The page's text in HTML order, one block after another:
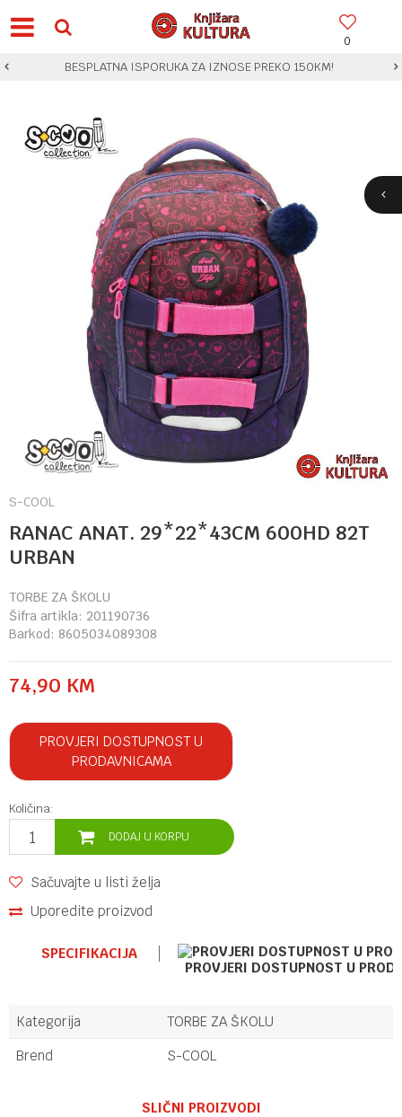
0
BESPLATNA ISPORUKA ZA IZNOSE PREKO 150KM!
S-COOL
RANAC ANAT. 29*22*43CM 600HD 82T
URBAN
TORBE ZA ŠKOLU
Šifra artikla: 201190736
Barkod: 8605034089308
74,90 KM
PROVJERI DOSTUPNOST U
PRODAVNICAMA
Količina:
DODAJ U KORPU
Sačuvajte u listi želja
Uporedite proizvod
SPECIFIKACIJA
PROVJERI DOSTUPNOST U
Kategorija
TORBE ZA ŠKOLU
Brend
S-COOL
SLIČNI PROIZVODI